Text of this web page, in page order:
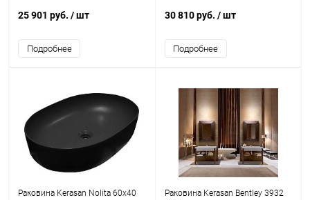
25 901 руб. / шт
Подробнее
30 810 руб. / шт
Подробнее
Раковина Kerasan Nolita 60х40
Раковина Kerasan Bentley 3932